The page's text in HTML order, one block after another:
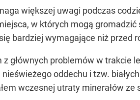
większej uwagi podczas
w których mogą gromadzić
bardziej wymagające niż przed
głównych problemów w trakcie
nieświeżego oddechu i tzw.
wczesnej utraty minerałów